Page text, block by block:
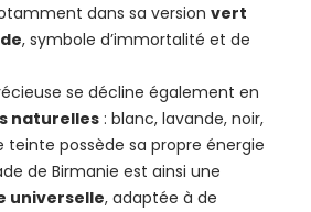
dans sa versionvert
, symbole d’immortalité et de
se décline également en
naturelles : blanc, lavande, noir,
teinte possède sa propre énergie
de Birmanie est ainsi une
universelle, adaptée à de